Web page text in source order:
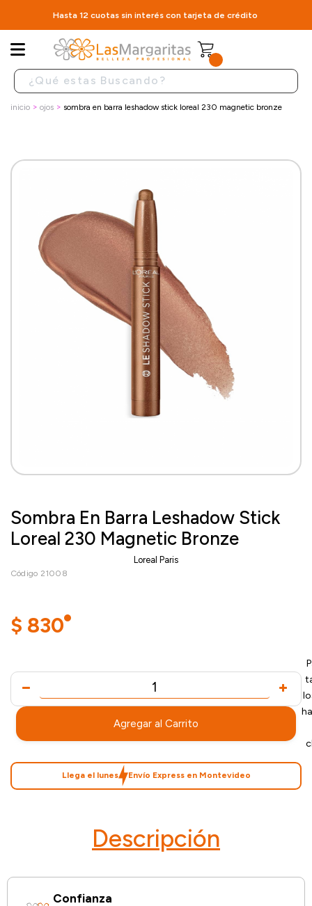
Hasta 12 cuotas sin interés con tarjeta de crédito
inicio ojos sombra en barra leshadow stick loreal 230 magnetic bronze
Sombra En Barra Leshadow Stick
Loreal 230 Magnetic Bronze
Loreal Paris
Código 21008
$ 830
Agregar al Carrito
Llega el lunes Envío Express en Montevideo
Descripción
Confianza